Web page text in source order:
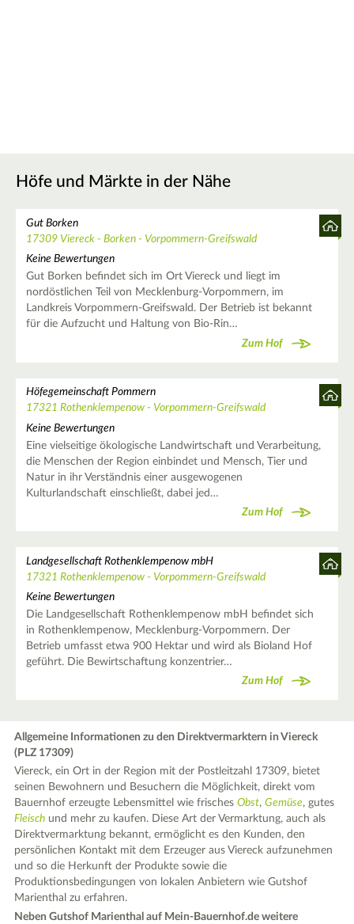
Höfe und Märkte in der Nähe
Gut Borken
17309 Viereck - Borken - Vorpommern-Greifswald
Keine Bewertungen
Gut Borken befindet sich im Ort Viereck und liegt im
nordöstlichen Teil von Mecklenburg-Vorpommern, im
Landkreis Vorpommern-Greifswald. Der Betrieb ist bekannt
für die Aufzucht und Haltung von Bio-Rin…
Zum Hof
Höfegemeinschaft Pommern
17321 Rothenklempenow - Vorpommern-Greifswald
Keine Bewertungen
Eine vielseitige ökologische Landwirtschaft und Verarbeitung,
die Menschen der Region einbindet und Mensch, Tier und
Natur in ihr Verständnis einer ausgewogenen
Kulturlandschaft einschließt, dabei jed…
Zum Hof
Landgesellschaft Rothenklempenow mbH
17321 Rothenklempenow - Vorpommern-Greifswald
Keine Bewertungen
Die Landgesellschaft Rothenklempenow mbH befindet sich
in Rothenklempenow, Mecklenburg-Vorpommern. Der
Betrieb umfasst etwa 900 Hektar und wird als Bioland Hof
geführt. Die Bewirtschaftung konzentrier…
Zum Hof
Allgemeine Informationen zu den Direktvermarktern in Viereck
(PLZ 17309)
Viereck, ein Ort in der Region mit der Postleitzahl 17309, bietet
seinen Bewohnern und Besuchern die Möglichkeit, direkt vom
Bauernhof erzeugte Lebensmittel wie frischesObst,Gemüse, gutes
Fleisch und mehr zu kaufen. Diese Art der Vermarktung, auch als
Direktvermarktung bekannt, ermöglicht es den Kunden, den
persönlichen Kontakt mit dem Erzeuger aus Viereck aufzunehmen
und so die Herkunft der Produkte sowie die
Produktionsbedingungen von lokalen Anbietern wie Gutshof
Marienthal zu erfahren.
Neben Gutshof Marienthal auf Mein-Bauernhof.de weitere